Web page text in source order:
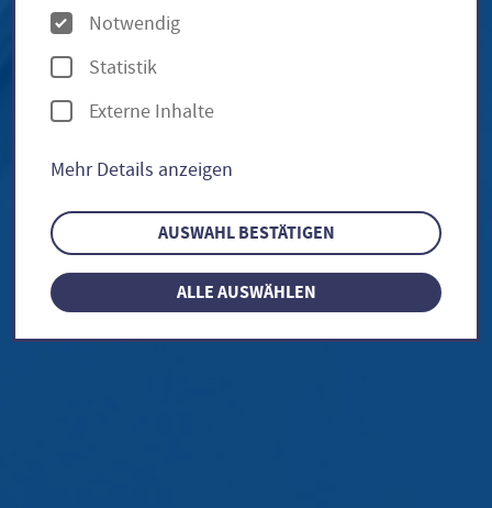
O
p
t
i
e
n
Notwendig
Statistik
Externe Inhalte
Mehr Details anzeigen
AUSWAHL BESTÄTIGEN
ALLE AUSWÄHLEN